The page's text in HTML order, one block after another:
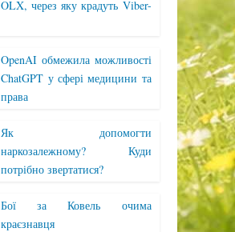
OLX, через яку крадуть Viber-
OpenAI обмежила можливості
ChatGPT у сфері медицини та
права
Як допомогти
наркозалежному? Куди
потрібно звертатися?
Бої за Ковель очима
краєзнавця